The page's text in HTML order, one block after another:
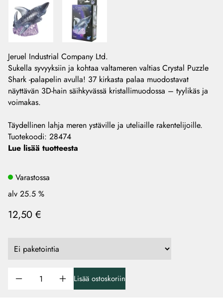
Jeruel Industrial Company Ltd.
Sukella syvyyksiin ja kohtaa valtameren valtias Crystal Puzzle
Shark -palapelin avulla! 37 kirkasta palaa muodostavat
näyttävän 3D-hain säihkyvässä kristallimuodossa – tyylikäs ja
voimakas.
Täydellinen lahja meren ystäville ja uteliaille rakentelijoille.
Tuotekoodi: 28474
Lue lisää tuotteesta
Varastossa
alv 25.5 %
12,50 €
Lisää ostoskoriin